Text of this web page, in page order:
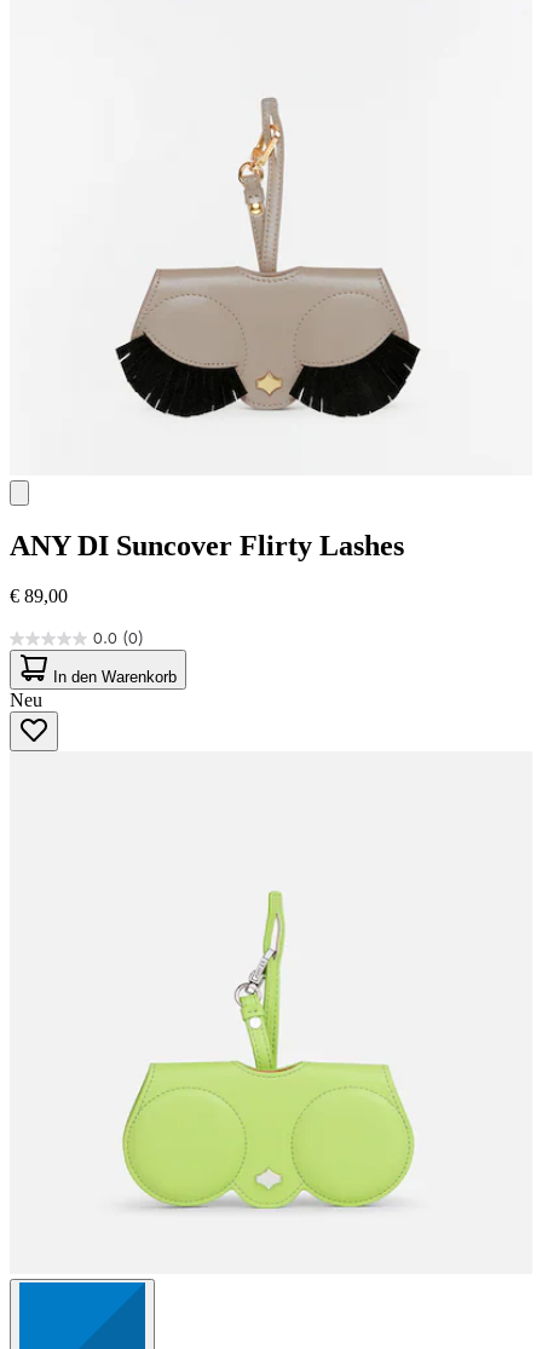
ANY DI Suncover Flirty Lashes
€ 89,00
0.0 (0)
0.0
von
5
Sternen.
In den Warenkorb
Neu